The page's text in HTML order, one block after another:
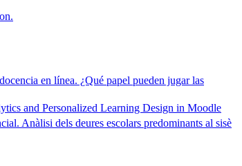
en línea. ¿Qué papel pueden jugar las
and Personalized Learning Design in Moodle
Anàlisi dels deures escolars predominants al sisè